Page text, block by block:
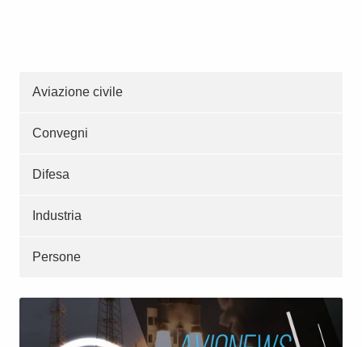
Aviazione civile
Convegni
Difesa
Industria
Persone